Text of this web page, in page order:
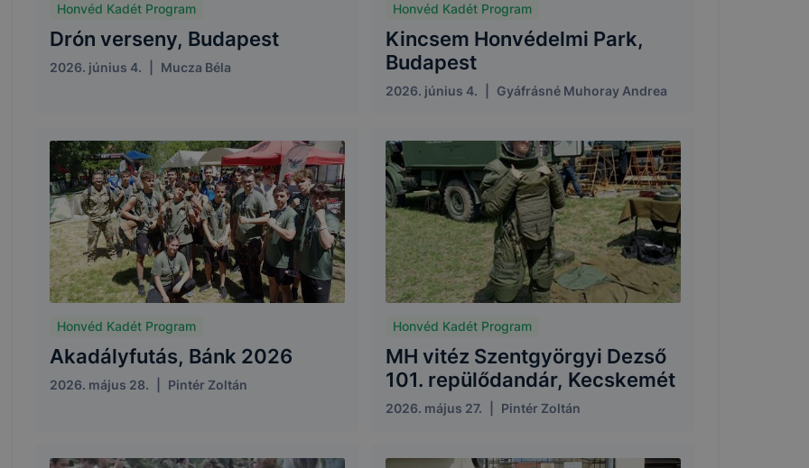
Honvéd Kadét Program
Drón verseny, Budapest
2026. június 4. Mucza Béla
Honvéd Kadét Program
Kincsem Honvédelmi Park,
Budapest
2026. június 4. Gyáfrásné Muhoray Andrea
Honvéd Kadét Program
Akadályfutás, Bánk 2026
2026. május 28. Pintér Zoltán
Honvéd Kadét Program
MH vitéz Szentgyörgyi Dezső
101. repülődandár, Kecskemét
2026. május 27. Pintér Zoltán